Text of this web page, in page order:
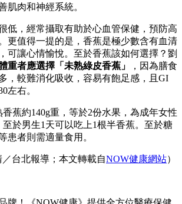
肌肉和神經系統。
低，經常攝取有助於心血管保健，預防高
更值得一提的是，香蕉是極少數含有血清
可讓心情愉悅。至於香蕉該如何選擇？劉
重者應選擇「未熟綠皮香蕉」
，因為膳食
，較難消化吸收，容易有飽足感，且GI
左右。
蕉約140g重，等於2份水果，為成年女性
於男生1天可以吃上1根半香蕉。至於糖
患者則需適量食用。
／台北報導；本文轉載自NOW健康網站）